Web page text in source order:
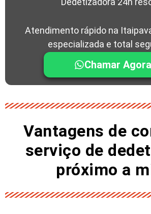
Atendimento rápido na
especializada e total
Chamar
Vantagens de
serviço de
próximo a